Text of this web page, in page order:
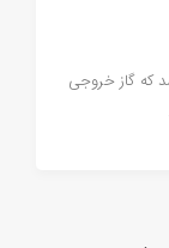
که گاز خروجی